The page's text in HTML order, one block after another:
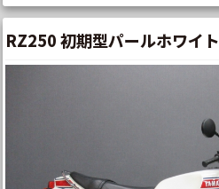
RZ250 初期型パールホワイト